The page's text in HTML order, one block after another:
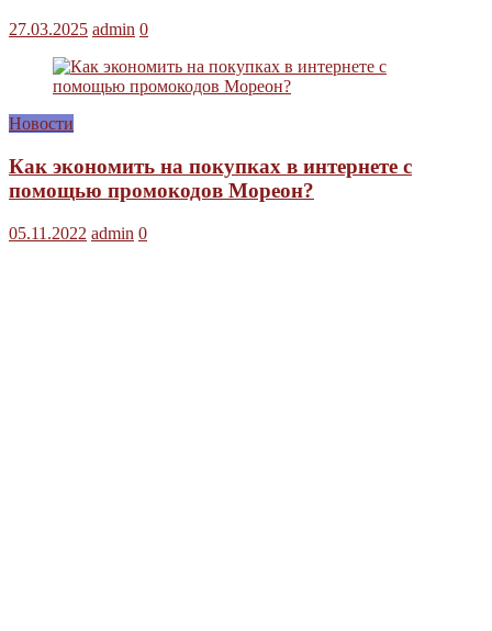
27.03.2025 admin 0
Новости
Как экономить на покупках в интернете с
помощью промокодов Мореон?
05.11.2022 admin 0